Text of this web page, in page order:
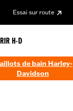
Essai sur route
H-D
de bain Harley-
Davidson